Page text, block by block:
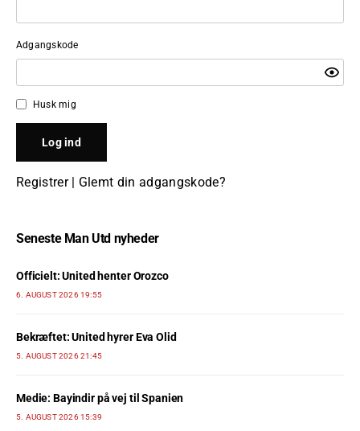
Adgangskode
Husk mig
Registrer| Glemt din adgangskode?
Seneste Man Utd nyheder
Officielt: United henter Orozco
6. AUGUST 2026 19:55
Bekræftet: United hyrer Eva Olid
5. AUGUST 2026 21:45
Medie: Bayindir på vej til Spanien
5. AUGUST 2026 15:39